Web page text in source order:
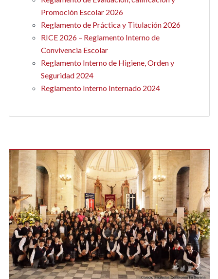
Promoción Escolar 2026
Reglamento de Práctica y Titulación 2026
RICE 2026 – Reglamento Interno de
Convivencia Escolar
Reglamento Interno de Higiene, Orden y
Seguridad 2024
Reglamento Interno Internado 2024